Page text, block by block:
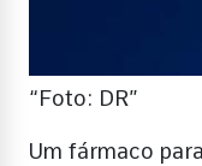
“Foto: DR”
Um fármaco